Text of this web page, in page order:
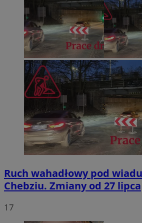
Ruch wahadłowy pod
Chebziu. Zmiany od 27 lipca
17